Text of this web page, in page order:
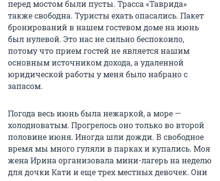
перед мостом были пусты. Трасса «Таврида»
также свободна. Туристы ехать опасались. Пакет
бронирований в нашем гостевом доме на июнь
был нулевой. Это нас не сильно беспокоило,
потому что прием гостей не является нашим
основным источником дохода, а удаленной
юридической работы у меня было набрано с
запасом.
Погода весь июнь была нежаркой, а море —
холодноватым. Прогрелось оно только во второй
половине июня. Иногда шли дожди. В свободное
время мы много гуляли в парках и купались. Моя
жена Ирина организовала мини-лагерь на неделю
для дочки Кати и еще трех местных девочек. Они